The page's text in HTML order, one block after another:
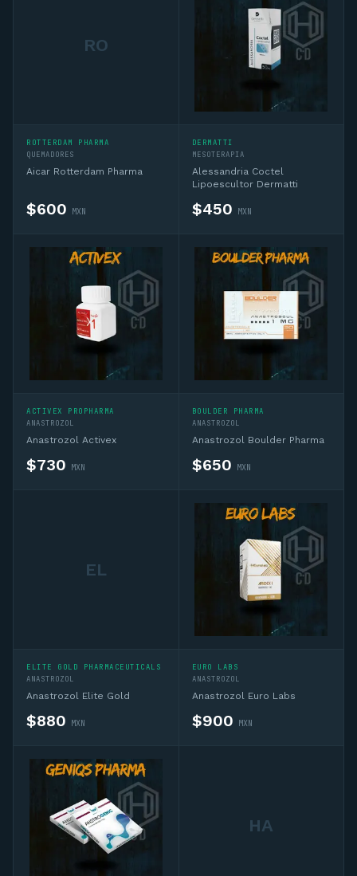
RO
ROTTERDAM PHARMA
QUEMADORES
Aicar Rotterdam Pharma
$600 MXN
DERMATTI
MESOTERAPIA
Alessandria Coctel
Lipoescultor Dermatti
$450 MXN
ACTIVEX PROPHARMA
ANASTROZOL
Anastrozol Activex
$730 MXN
BOULDER PHARMA
ANASTROZOL
Anastrozol Boulder Pharma
$650 MXN
EL
ELITE GOLD PHARMACEUTICALS
ANASTROZOL
Anastrozol Elite Gold
$880 MXN
EURO LABS
ANASTROZOL
Anastrozol Euro Labs
$900 MXN
HA